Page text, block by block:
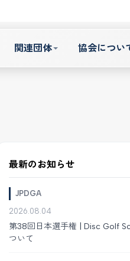
関連団体 協会につい
最新のお知らせ
JPDGA
2026.08.04
第38回日本選手権 | Disc Golf
ついて